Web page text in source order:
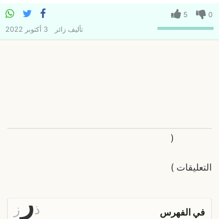
0
5
تأليف زائر 3 أكتوبر 2022
التعليقات
(
)
في الفهرس ذر ز